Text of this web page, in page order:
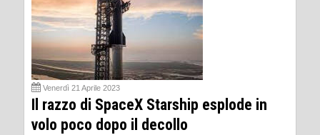
Venerdì 21 Aprile 2023
Il razzo di SpaceX Starship esplode in
volo poco dopo il decollo